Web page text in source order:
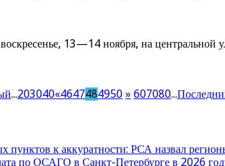
13—14 ноября, на центральной
...203040«4647484950 » 607080...
к аккуратности: РСА назвал
по ОСАГО в Санкт-Петербурге в 2026